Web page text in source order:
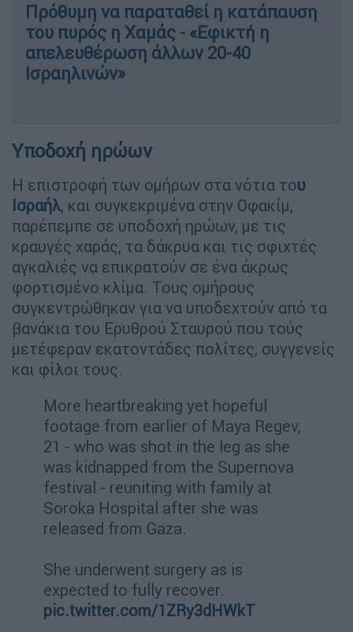
Πρόθυμη να παραταθεί η κατάπαυση
του πυρός η Χαμάς - «Εφικτή η
απελευθέρωση άλλων 20-40
Ισραηλινών»
Υποδοχή ηρώων
Η επιστροφή των ομήρων στα νότια του
Ισραήλ, και συγκεκριμένα στην Οφακίμ,
παρέπεμπε σε υποδοχή ηρώων, με τις
κραυγές χαράς, τα δάκρυα και τις σφιχτές
αγκαλιές να επικρατούν σε ένα άκρως
φορτισμένο κλίμα. Τους ομήρους
συγκεντρώθηκαν για να υποδεχτούν από τα
βανάκια του Ερυθρού Σταυρού που τούς
μετέφεραν εκατοντάδες πολίτες, συγγενείς
και φίλοι τους.
More heartbreaking yet hopeful
footage from earlier of Maya Regev,
21 - who was shot in the leg as she
was kidnapped from the Supernova
festival - reuniting with family at
Soroka Hospital after she was
released from Gaza.
She underwent surgery as is
expected to fully recover.
pic.twitter.com/1ZRy3dHWkT